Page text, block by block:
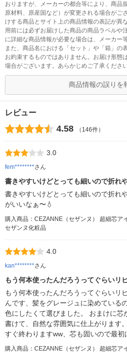
おりますが、メーカーの都合等により、商品
原材料、原産国など）が変更される場合がご
けする商品とサイト上の商品情報の表記が異
用前には必ずお届けした商品の商品ラベルや
に詳細な商品情報が必要な場合は、メーカー
また、商品名における「セット」や「箱」の
お約束するものではありません。お届け形態
場合がございます。あらかじめご了承ください
商品情報の誤りを
レビュー
4.58 （146件）
3.0
fem********さん
書きやすいけどとっても細いので折れ
書きやすいけどとっても細いので折れ
がいいなぁ〜💧‬
購入商品：CEZANNE（セザンヌ） 超細芯ア
セザンヌ化粧品
4.0
kan********さん
もう何本使ったんだろうってぐらいリ
もう何本使ったんだろうってぐらいリ
んです、髪をグレージュに染めている
色にしたくて選びました。 おまけに芯
書けて、自然な雰囲気に仕上がります
すぐ終わりますww、芯も固いので最初
購入商品：CEZANNE（セザンヌ） 超細芯ア